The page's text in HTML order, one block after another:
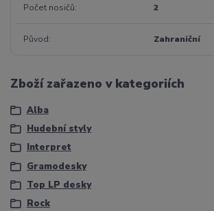
Počet nosičů 2
Původ Zahraniční
Zboží zařazeno v kategoriích
Alba
Hudební styly
Interpret
Gramodesky
Top LP desky
Rock